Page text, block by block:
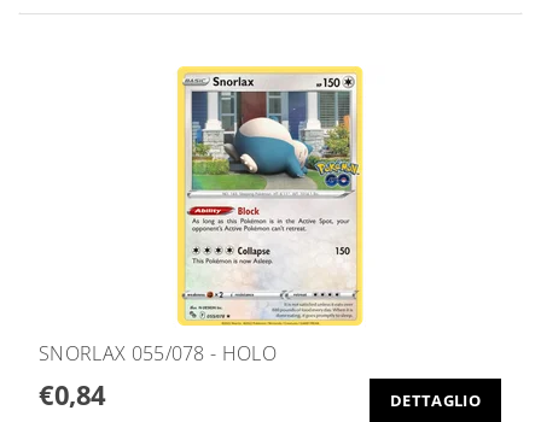
SNORLAX 055/078 - HOLO
€0,84 DETTAGLIO